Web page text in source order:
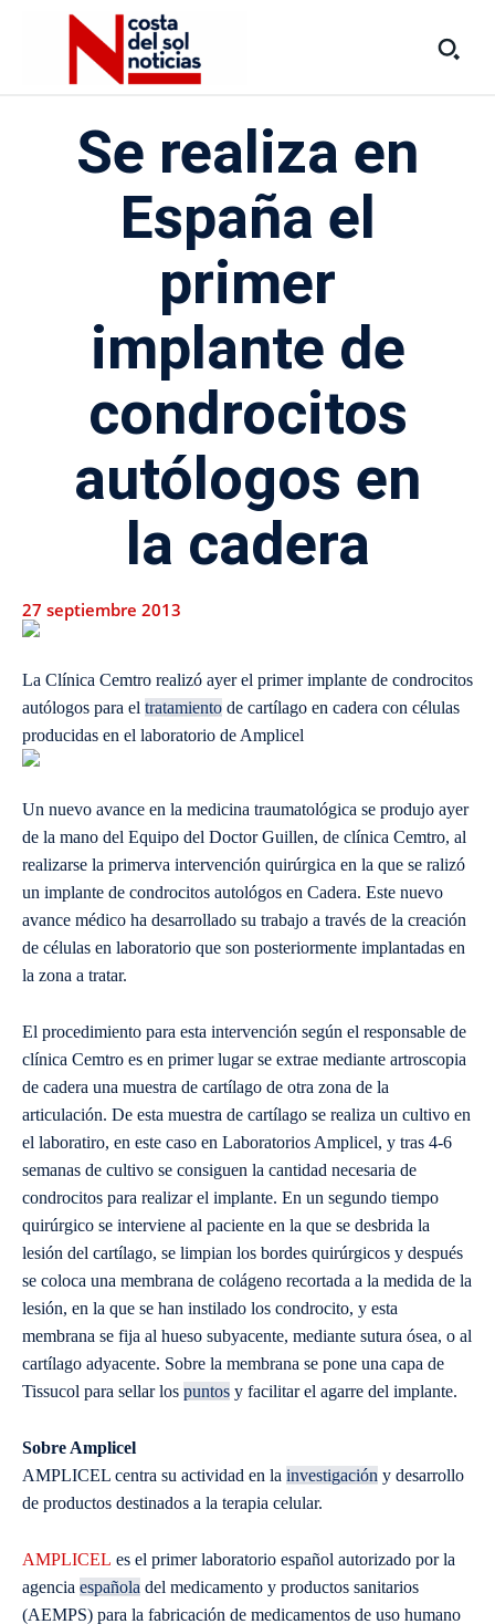
Se realiza en
España el
primer
implante de
condrocitos
autólogos en
la cadera
27 septiembre 2013
La Clínica Cemtro realizó ayer el primer implante de condrocitos
autólogos para el tratamiento de cartílago en cadera con células
producidas en el laboratorio de Amplicel
Un nuevo avance en la medicina traumatológica se produjo ayer
de la mano del Equipo del Doctor Guillen, de clínica Cemtro, al
realizarse la primerva intervención quirúrgica en la que se ralizó
un implante de condrocitos autológos en Cadera. Este nuevo
avance médico ha desarrollado su trabajo a través de la creación
de células en laboratorio que son posteriormente implantadas en
la zona a tratar.
El procedimiento para esta intervención según el responsable de
clínica Cemtro es en primer lugar se extrae mediante artroscopia
de cadera una muestra de cartílago de otra zona de la
articulación. De esta muestra de cartílago se realiza un cultivo en
el laboratiro, en este caso en Laboratorios Amplicel, y tras 4-6
semanas de cultivo se consiguen la cantidad necesaria de
condrocitos para realizar el implante. En un segundo tiempo
quirúrgico se interviene al paciente en la que se desbrida la
lesión del cartílago, se limpian los bordes quirúrgicos y después
se coloca una membrana de colágeno recortada a la medida de la
lesión, en la que se han instilado los condrocito, y esta
membrana se fija al hueso subyacente, mediante sutura ósea, o al
cartílago adyacente. Sobre la membrana se pone una capa de
Tissucol para sellar los puntos y facilitar el agarre del implante.
Sobre Amplicel
AMPLICEL centra su actividad en la investigación y desarrollo
de productos destinados a la terapia celular.
AMPLICEL es el primer laboratorio español autorizado por la
agencia española del medicamento y productos sanitarios
(AEMPS) para la fabricación de medicamentos de uso humano